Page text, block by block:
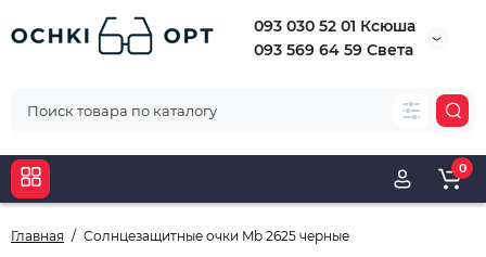
093 030 52 01 Ксюша
093 569 64 59 Света
0
Главная Cолнцезащитные очки Mb 2625 черные